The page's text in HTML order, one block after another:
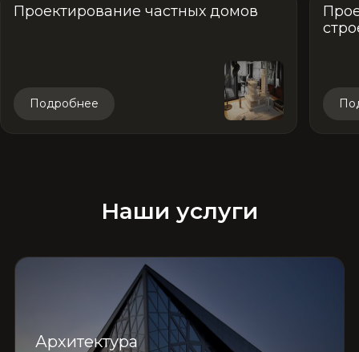
Проектирование частных домов
Подробнее
Наши услуги
Архитектура